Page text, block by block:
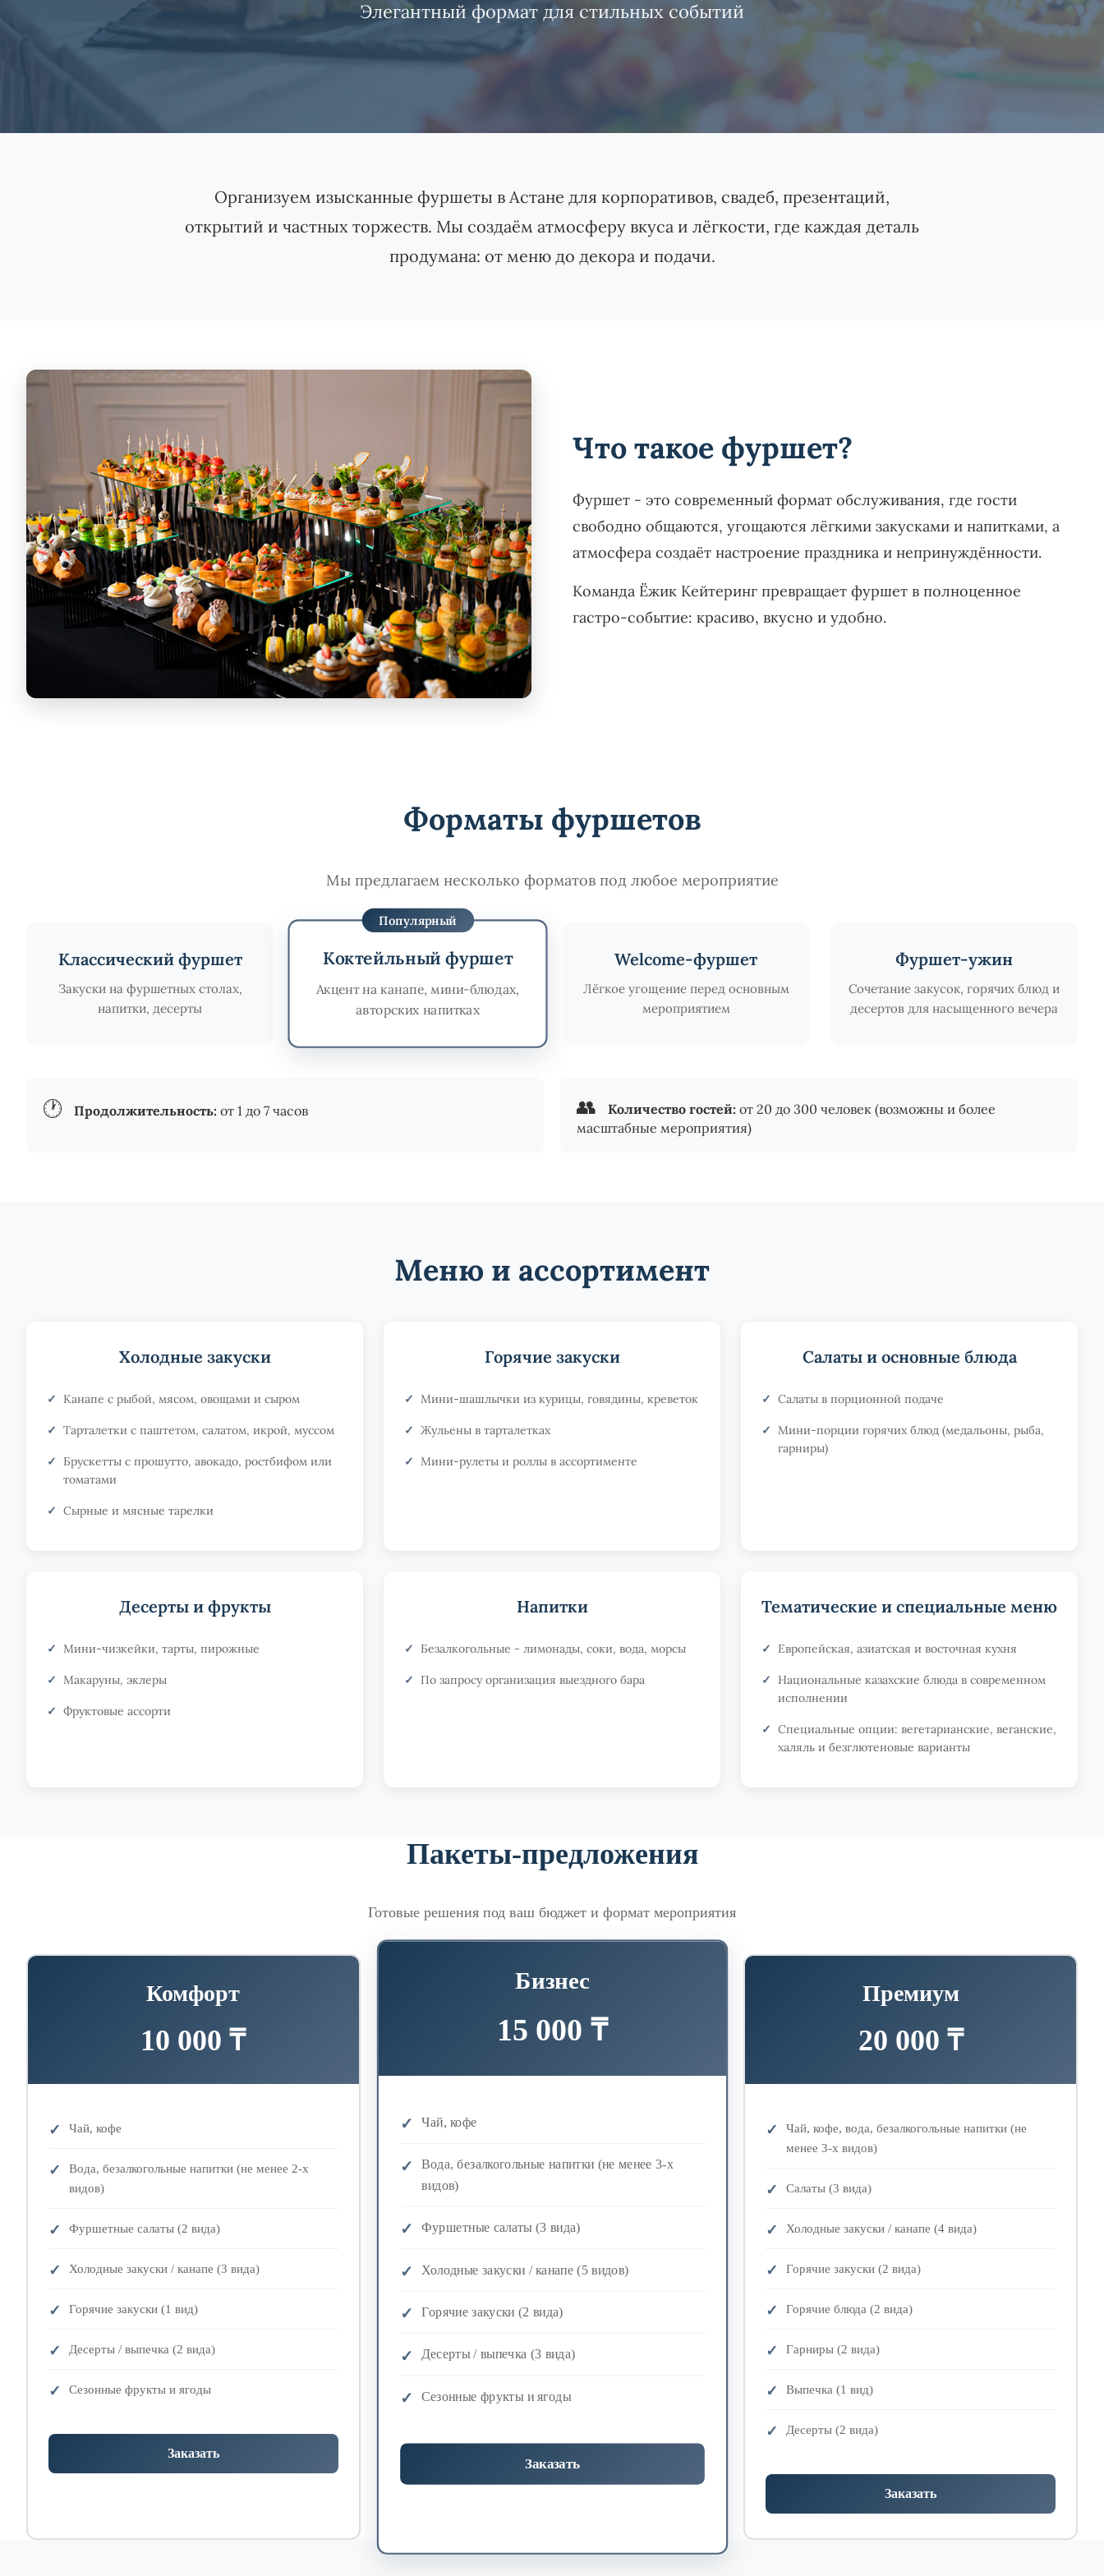
Элегантный формат для стильных событий
Организуем изысканные фуршеты в Астане для корпоративов, свадеб, презентаций,
открытий и частных торжеств. Мы создаём атмосферу вкуса и лёгкости, где каждая деталь
продумана: от меню до декора и подачи.
Что такое фуршет?
Фуршет - это современный формат обслуживания, где гости
свободно общаются, угощаются лёгкими закусками и напитками, а
атмосфера создаёт настроение праздника и непринуждённости.
Команда Ёжик Кейтеринг превращает фуршет в полноценное
гастро-событие: красиво, вкусно и удобно.
Форматы фуршетов
Мы предлагаем несколько форматов под любое мероприятие
Классический фуршет
Закуски на фуршетных столах,
напитки, десерты
Популярный
Коктейльный фуршет
Акцент на канапе, мини-блюдах,
авторских напитках
Welcome-фуршет
Лёгкое угощение перед основным
мероприятием
Фуршет-ужин
Сочетание закусок, горячих блюд и
десертов для насыщенного вечера
🕐 Продолжительность: от 1 до 7 часов 👥 Количество гостей: от 20 до 300 человек (возможны и более
масштабные мероприятия)
Меню и ассортимент
Холодные закуски
Канапе с рыбой, мясом, овощами и сыром
Тарталетки с паштетом, салатом, икрой, муссом
Брускетты с прошутто, авокадо, ростбифом или
томатами
Сырные и мясные тарелки
Горячие закуски
Мини-шашлычки из курицы, говядины, креветок
Жульены в тарталетках
Мини-рулеты и роллы в ассортименте
Салаты и основные блюда
Салаты в порционной подаче
Мини-порции горячих блюд (медальоны, рыба,
гарниры)
Десерты и фрукты
Мини-чизкейки, тарты, пирожные
Макаруны, эклеры
Фруктовые ассорти
Напитки
Безалкогольные - лимонады, соки, вода, морсы
По запросу организация выездного бара
Тематические и специальные меню
Европейская, азиатская и восточная кухня
Национальные казахские блюда в современном
исполнении
Специальные опции: вегетарианские, веганские,
халяль и безглютеновые варианты
Пакеты-предложения
Готовые решения под ваш бюджет и формат мероприятия
Комфорт
10 000 ₸
Чай, кофе
Вода, безалкогольные напитки (не менее 2-х
видов)
Фуршетные салаты (2 вида)
Холодные закуски / канапе (3 вида)
Горячие закуски (1 вид)
Десерты / выпечка (2 вида)
Сезонные фрукты и ягоды
Заказать
Бизнес
15 000 ₸
Чай, кофе
Вода, безалкогольные напитки (не менее 3-х
видов)
Фуршетные салаты (3 вида)
Холодные закуски / канапе (5 видов)
Горячие закуски (2 вида)
Десерты / выпечка (3 вида)
Сезонные фрукты и ягоды
Заказать
Премиум
20 000 ₸
Чай, кофе, вода, безалкогольные напитки (не
менее 3-х видов)
Салаты (3 вида)
Холодные закуски / канапе (4 вида)
Горячие закуски (2 вида)
Горячие блюда (2 вида)
Гарниры (2 вида)
Выпечка (1 вид)
Десерты (2 вида)
Заказать